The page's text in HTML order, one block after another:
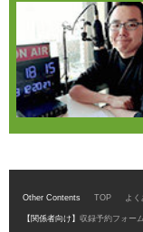
Other Contents TOP よ
【関係者向け】 収録予約フォーム